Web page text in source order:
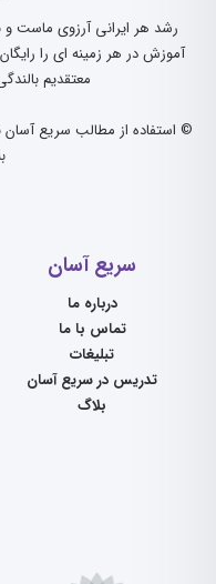
رشد هر ایرانی آرزوی ماست
آموزش در هر زمینه ای را
معتقدیم
© استفاده از مطالب سریع آسان
سریع آسان
درباره ما
تماس با ما
تبلیغات
تدریس در سریع آسان
بلاگ